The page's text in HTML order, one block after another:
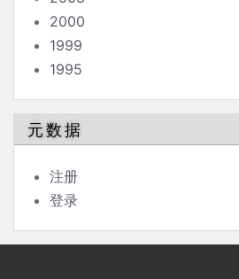
2000
1999
1995
元数据
注册
登录